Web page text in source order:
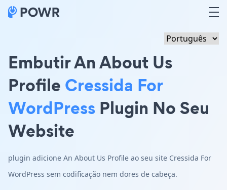
Embutir An About Us
Profile Cressida For
WordPress Plugin No Seu
Website
plugin adicione An About Us Profile ao seu site Cressida For
WordPress sem codificação nem dores de cabeça.